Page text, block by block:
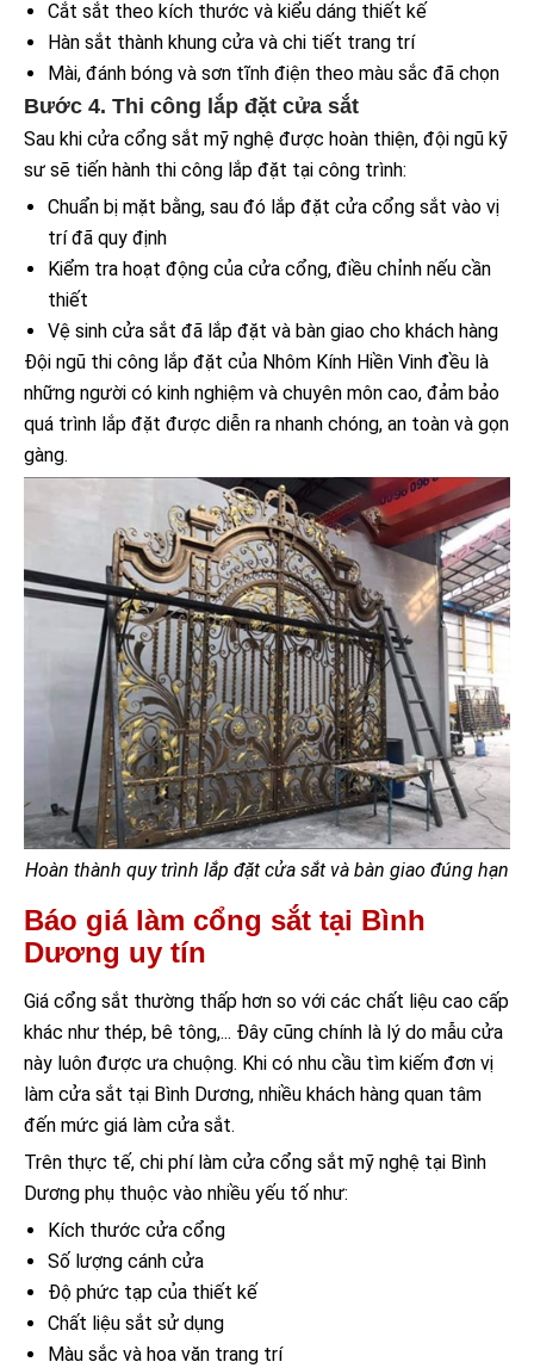
Cắt sắt theo kích thước và kiểu dáng thiết kế
Hàn sắt thành khung cửa và chi tiết trang trí
Mài, đánh bóng và sơn tĩnh điện theo màu sắc đã chọn
Bước 4. Thi công lắp đặt cửa sắt
Sau khi cửa cổng sắt mỹ nghệ được hoàn thiện, đội ngũ kỹ
sư sẽ tiến hành thi công lắp đặt tại công trình:
Chuẩn bị mặt bằng, sau đó lắp đặt cửa cổng sắt vào vị
trí đã quy định
Kiểm tra hoạt động của cửa cổng, điều chỉnh nếu cần
thiết
Vệ sinh cửa sắt đã lắp đặt và bàn giao cho khách hàng
Đội ngũ thi công lắp đặt của Nhôm Kính Hiền Vinh đều là
những người có kinh nghiệm và chuyên môn cao, đảm bảo
quá trình lắp đặt được diễn ra nhanh chóng, an toàn và gọn
gàng.
Hoàn thành quy trình lắp đặt cửa sắt và bàn giao đúng hạn
Báo giá làm cổng sắt tại Bình
Dương uy tín
Giá cổng sắt thường thấp hơn so với các chất liệu cao cấp
khác như thép, bê tông,... Đây cũng chính là lý do mẫu cửa
này luôn được ưa chuộng. Khi có nhu cầu tìm kiếm đơn vị
làm cửa sắt tại Bình Dương, nhiều khách hàng quan tâm
đến mức giá làm cửa sắt.
Trên thực tế, chi phí làm cửa cổng sắt mỹ nghệ tại Bình
Dương phụ thuộc vào nhiều yếu tố như:
Kích thước cửa cổng
Số lượng cánh cửa
Độ phức tạp của thiết kế
Chất liệu sắt sử dụng
Màu sắc và hoa văn trang trí